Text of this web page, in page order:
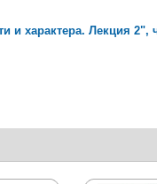
и характера. Лекция 2",